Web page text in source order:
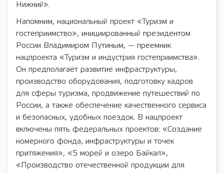
Нижний».
Напомним, национальный проект «Туризм и
гостеприимство», инициированный президентом
России Владимиром Путиным, — преемник
нацпроекта «Туризм и индустрия гостеприимства».
Он предполагает развитие инфраструктуры,
производство оборудования, подготовку кадров
для сферы туризма, продвижение путешествий по
России, а также обеспечение качественного сервиса
и безопасных, удобных поездок. В нацпроект
включены пять федеральных проектов: «Создание
номерного фонда, инфраструктуры и точек
притяжения», «5 морей и озеро Байкал»,
«Производство отечественной продукции для